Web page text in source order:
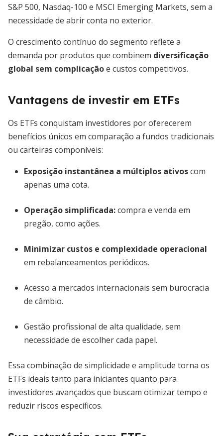
S&P 500, Nasdaq-100 e MSCI Emerging Markets, sem a
necessidade de abrir conta no exterior.
O crescimento contínuo do segmento reflete a
demanda por produtos que combinem diversificação
global sem complicaçãoe custos competitivos.
Vantagens de investir em ETFs
Os ETFs conquistam investidores por oferecerem
benefícios únicos em comparação a fundos tradicionais
ou carteiras componíveis:
Exposição instantânea a múltiplos ativoscom
apenas uma cota.
Operação simplificada:compra e venda em
pregão, como ações.
Minimizar custos e complexidade operacional
em rebalanceamentos periódicos.
Acesso a mercados internacionais sem burocracia
de câmbio.
Gestão profissional de alta qualidade, sem
necessidade de escolher cada papel.
Essa combinação de simplicidade e amplitude torna os
ETFs ideais tanto para iniciantes quanto para
investidores avançados que buscam otimizar tempo e
reduzir riscos específicos.